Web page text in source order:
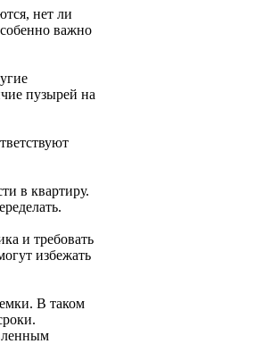
нет ли
важно
пузырей на
в квартиру.
и требовать
избежать
В таком